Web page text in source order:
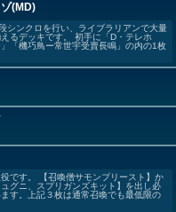
(MD)
シンクロを行い、ライブラリアンで大量
るデッキです。 初手に「D・テレホ
「機巧鳥ー常世宇受賣長鳴」の内の1枚
です。 【召喚僧サモンプリースト】か
グニ、スプリガンズキット】を出し必
す。上記３枚は通常召喚でも最低限の